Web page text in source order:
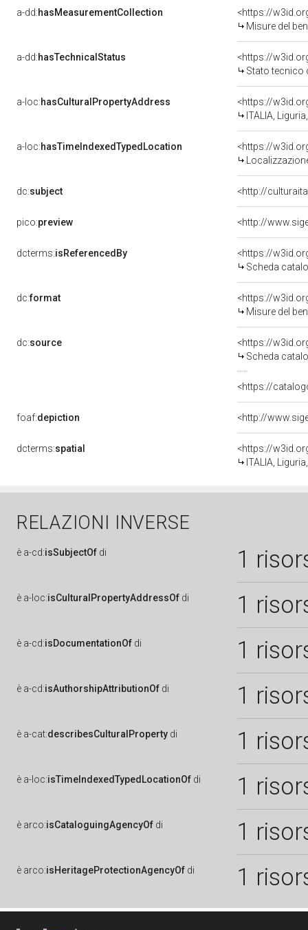
a-dd:hasMeasurementCollection
<https://
Misure del
a-dd:hasTechnicalStatus
<https://
Stato tecnico
a-loc:hasCulturalPropertyAddress
<https://
ITALIA,
a-loc:hasTimeIndexedTypedLocation
<https://
dc:subject <http://
pico:preview
dcterms:isReferencedBy
<https://
Scheda
dc:format
<https://
Misure del
dc:source
<https://
Scheda
<https://
foaf:depiction
dcterms:spatial
<https://
ITALIA,
RELAZIONI INVERSE
è a-cd:isSubjectOf di 1
è a-loc:isCulturalPropertyAddressOf di 1
è a-cd:isDocumentationOf di 1
è a-cd:isAuthorshipAttributionOf di 1
è a-cat:describesCulturalProperty di 1
è a-loc:isTimeIndexedTypedLocationOf di 1
è arco:isCataloguingAgencyOf di 1
è arco:isHeritageProtectionAgencyOf di 1